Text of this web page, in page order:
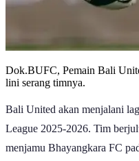
Dok.BUFC, Pemain Bali
lini serang timnya.
Bali United akan menjalani
League 2025-2026. Tim
menjamu Bhayangkara FC